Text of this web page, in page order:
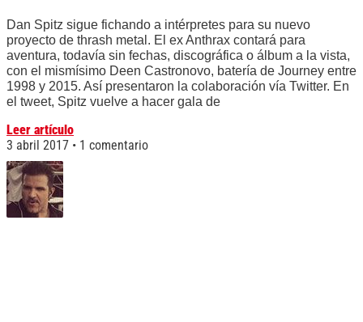
Dan Spitz sigue fichando a intérpretes para su nuevo
proyecto de thrash metal. El ex Anthrax contará para
aventura, todavía sin fechas, discográfica o álbum a la vista,
con el mismísimo Deen Castronovo, batería de Journey entre
1998 y 2015. Así presentaron la colaboración vía Twitter. En
el tweet, Spitz vuelve a hacer gala de
Leer artículo
3 abril 2017
1 comentario